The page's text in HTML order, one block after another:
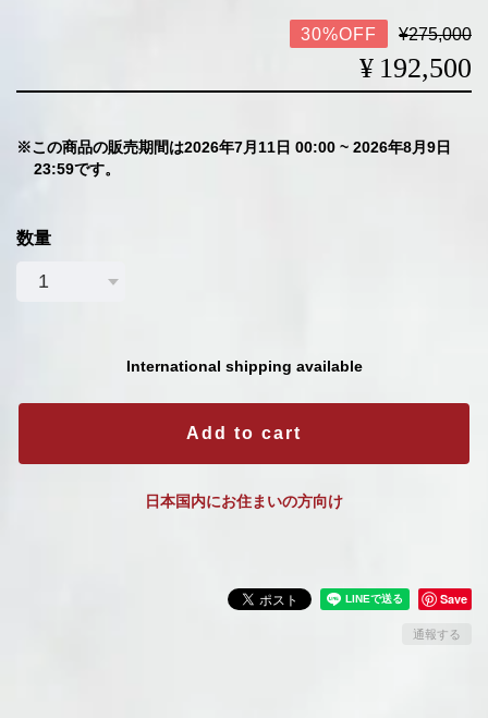
30%OFF ¥275,000
¥192,500
※この商品の販売期間は2026年7月11日 00:00 ~ 2026年8月9日
23:59です。
数量
International shipping available
Add to cart
日本国内にお住まいの方向け
Save
通報する